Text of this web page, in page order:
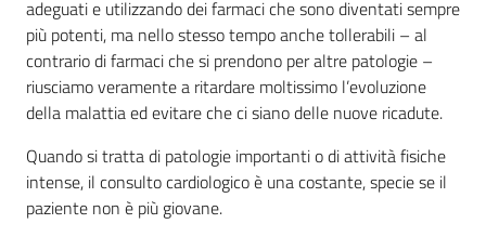
adeguati e utilizzando dei farmaci che sono diventati sempre
più potenti, ma nello stesso tempo anche tollerabili – al
contrario di farmaci che si prendono per altre patologie –
riusciamo veramente a ritardare moltissimo l’evoluzione
della malattia ed evitare che ci siano delle nuove ricadute.
Quando si tratta di patologie importanti o di attività fisiche
intense, il consulto cardiologico è una costante, specie se il
paziente non è più giovane.